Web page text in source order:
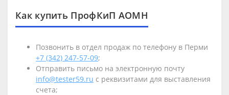
Как купить ПрофКиП АОМН
Позвонить в отдел продаж по телефону в Перми
+7 (342) 247-57-09;
Отправить письмо на электронную почту
info@tester59.ru с реквизитами для выставления
счета;